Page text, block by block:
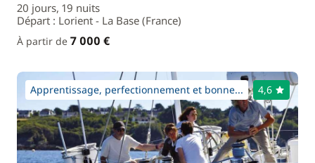
20 jours, 19 nuits
Départ : Lorient - La Base (France)
À partir de 7 000 €
Apprentissage, perfectionnement et bonne... 4,6